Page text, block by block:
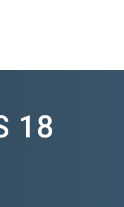
18